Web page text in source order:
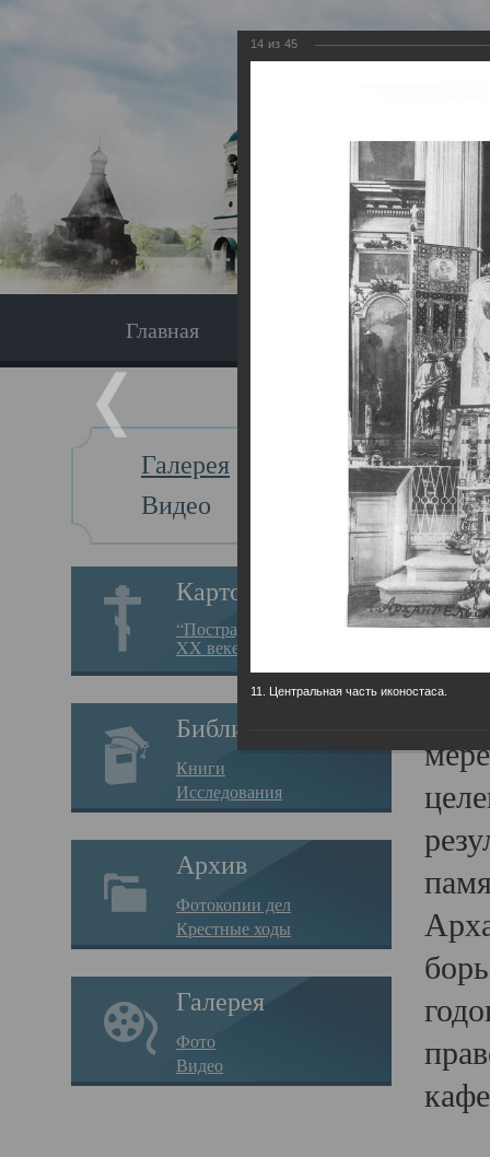
Главная Экскурсия
Галерея
Видео
Картотека
“Пострадавшие за веру в
XX веке на Севере”
Библиотека
Книги
Исследования
Архив
Фотокопии дел
Крестные ходы
Галерея
Фото
Видео
Главная
14 из 45
11. Центральная часть иконостаса.